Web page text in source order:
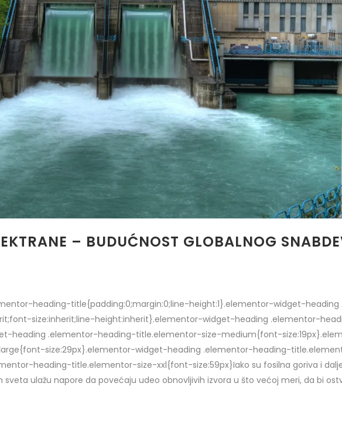
– BUDUĆNOST GLOBALNOG
heading-title{padding:0;margin:0;line-height:1}.elementor-widget-
size:inherit;line-height:inherit}.elementor-widget-heading .elementor-
heading .elementor-heading-title.elementor-size-medium{font-
size:29px}.elementor-widget-heading .elementor-heading-
heading-title.elementor-size-xxl{font-size:59px}Iako su fosilna goriva i
ulažu napore da povećaju udeo obnovljivih izvora u što većoj meri, da bi